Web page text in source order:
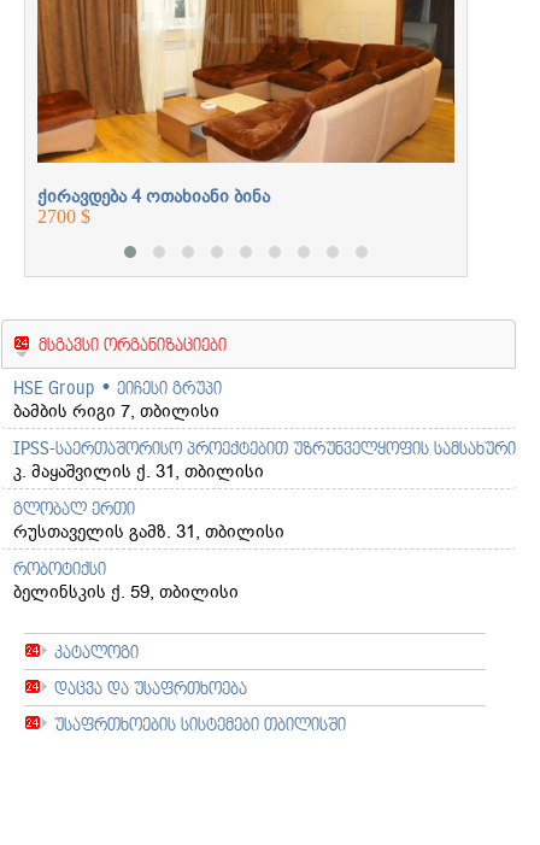
ქირავდება 4 ოთახიანი ბინა
2700 $
მსგავსი ორგანიზაციები
HSE Group • ეიჩესი გრუპი
ბამბის რიგი 7, თბილისი
IPSS-საერთაშორისო პროექტებით უზრუნველყოფის სამსახური
კ. მაყაშვილის ქ. 31, თბილისი
გლობალ ერთი
რუსთაველის გამზ. 31, თბილისი
რობოტიქსი
ბელინსკის ქ. 59, თბილისი
კატალოგი
დაცვა და უსაფრთხოება
უსაფრთხოების სისტემები თბილისში